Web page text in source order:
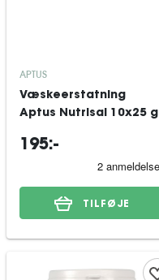
APTUS
Væskeerstatning
Aptus Nutrisal 10x25 g
195:-
TILFØJE